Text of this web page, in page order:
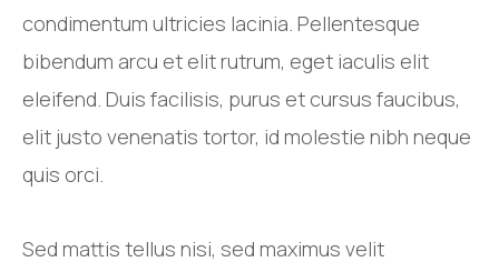
condimentum ultricies lacinia. Pellentesque
bibendum arcu et elit rutrum, eget iaculis elit
eleifend. Duis facilisis, purus et cursus faucibus,
elit justo venenatis tortor, id molestie nibh neque
quis orci.
Sed mattis tellus nisi, sed maximus velit